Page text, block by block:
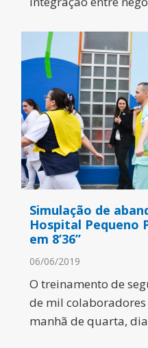
Simulação de
Hospital Pequeno
em 8’36’’
06/06/2019
O treinamento de
de mil
manhã de quarta,